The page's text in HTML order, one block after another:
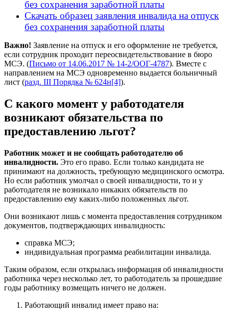
без сохранения заработной платы
Скачать образец заявления инвалида на отпуск
без сохранения заработной платы
Важно! Заявление на отпуск и его оформление не требуется,
если сотрудник проходит переосвидетельствование в бюро
МСЭ. (Письмо от 14.06.2017 № 14-2/ООГ-4787). Вместе с
направлением на МСЭ одновременно выдается больничный
лист (разд. III Порядка № 624н[4]).
С какого момент у работодателя
возникают обязательства по
предоставлению льгот?
Работник может и не сообщать работодателю об
инвалидности. Это его право. Если только кандидата не
принимают на должность, требующую медицинского осмотра.
Но если работник умолчал о своей инвалидности, то и у
работодателя не возникало никаких обязательств по
предоставлению ему каких-либо положенных льгот.
Они возникают лишь с момента предоставления сотрудником
документов, подтверждающих инвалидность:
справка МСЭ;
индивидуальная программа реабилитации инвалида.
Таким образом, если открылась информация об инвалидности
работника через несколько лет, то работодатель за прошедшие
годы работнику возмещать ничего не должен.
Работающий инвалид имеет право на: